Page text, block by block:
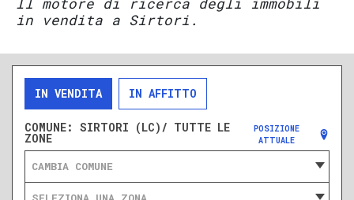
Il motore di ricerca degli immobili
in vendita a Sirtori.
IN VENDITA IN AFFITTO
COMUNE: SIRTORI (LC)/ TUTTE LE
ZONE
POSIZIONE
ATTUALE
CAMBIA COMUNE